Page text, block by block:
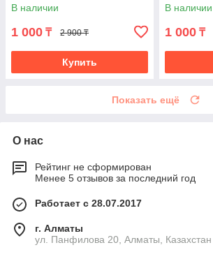
В наличии
1 000 ₸ 2 900 ₸
Купить
В наличии
1 000 ₸
Показать ещё
О нас
Рейтинг не сформирован
Менее 5 отзывов за последний год
Работает с 28.07.2017
г. Алматы
ул. Панфилова 20, Алматы, Казахстан